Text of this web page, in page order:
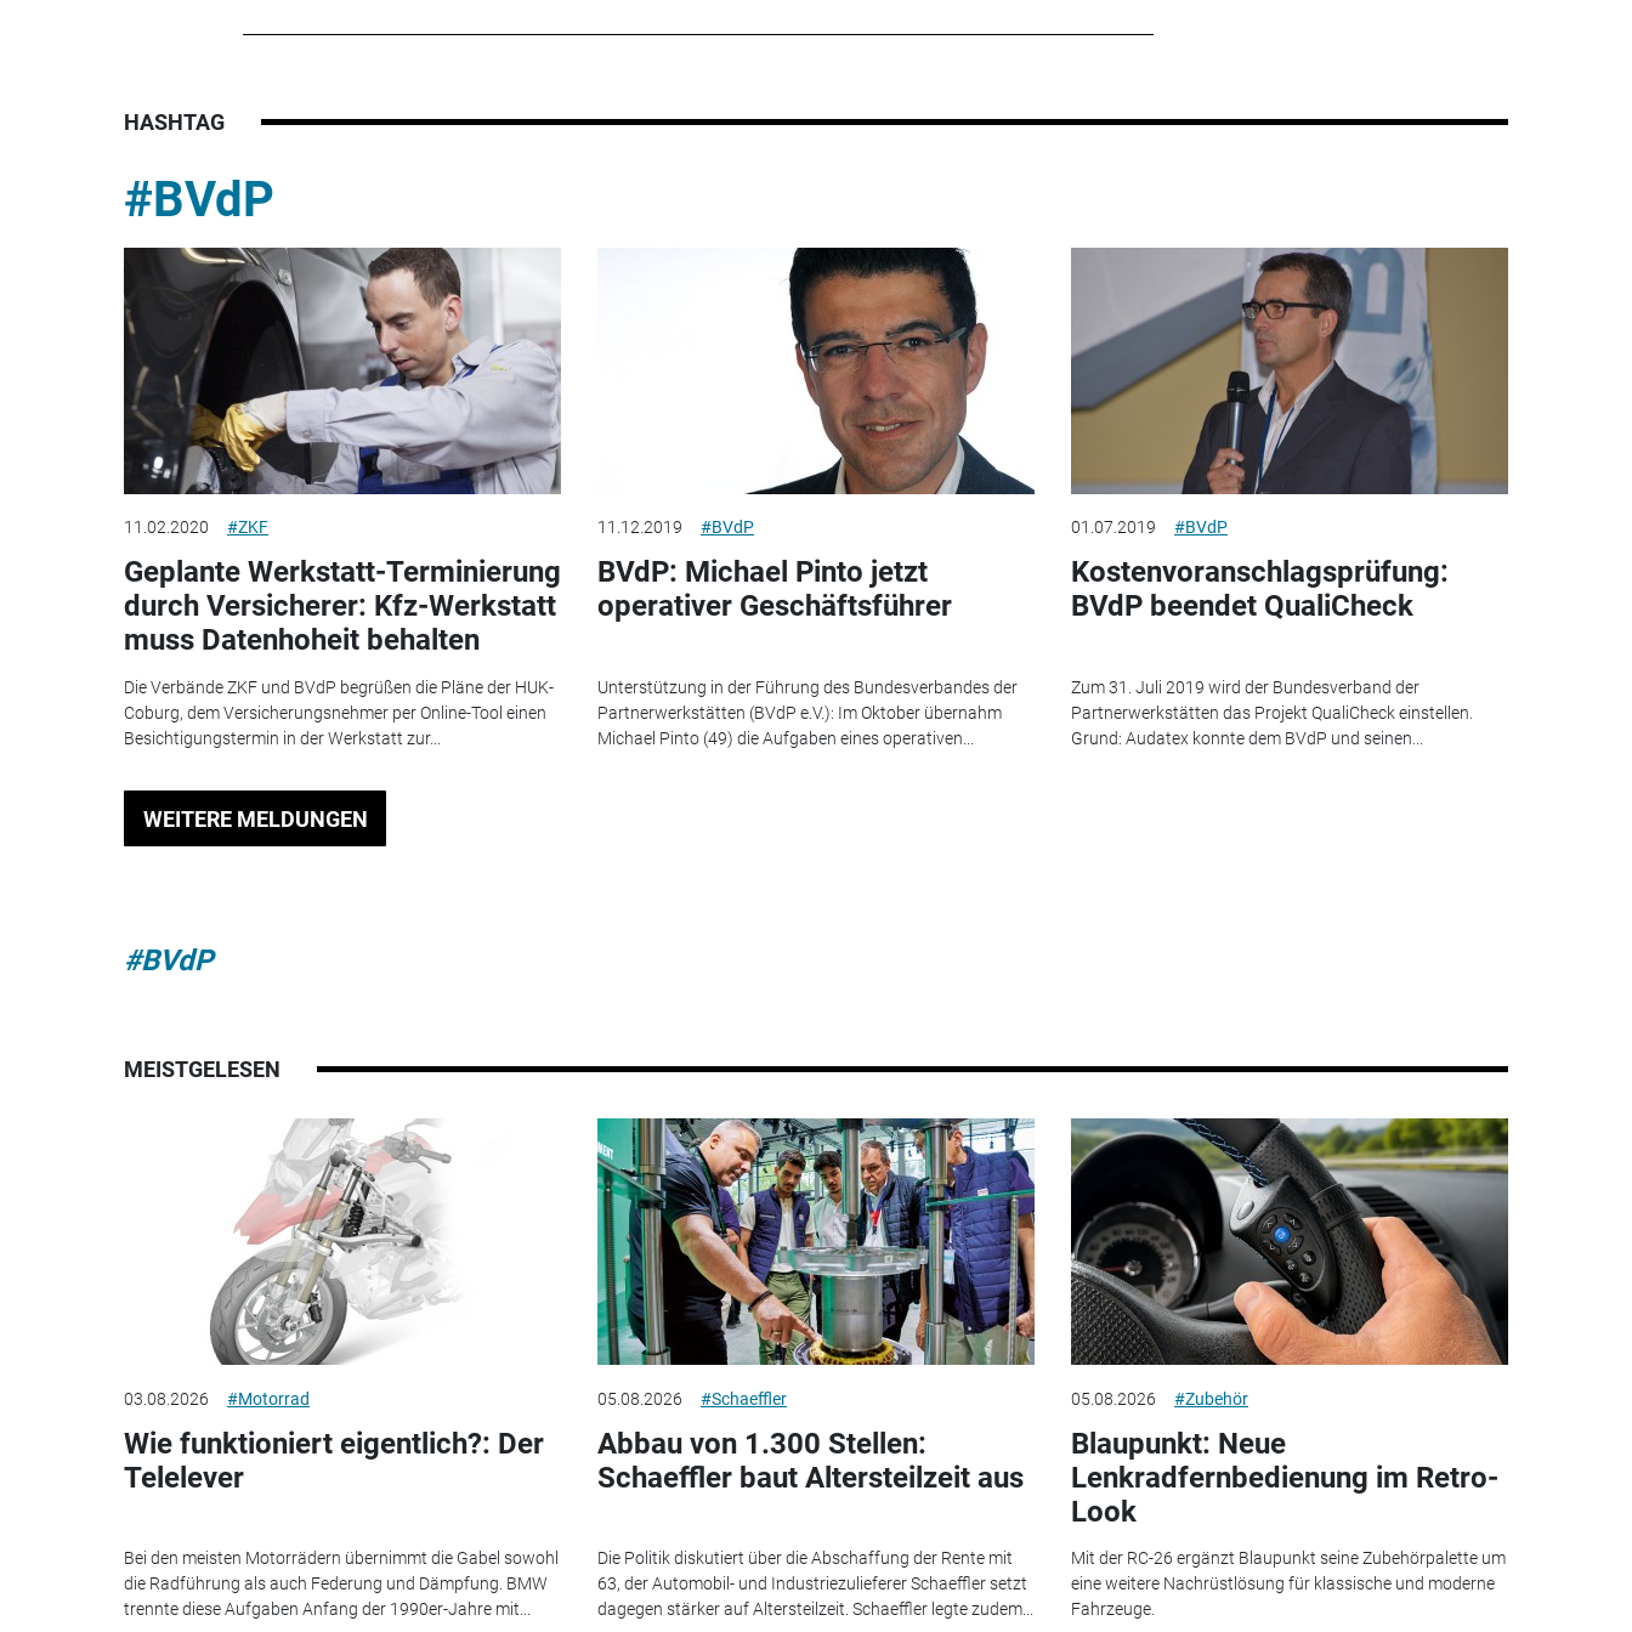
HASHTAG
#BVdP
11.02.2020 #ZKF
Geplante Werkstatt-Terminierung
durch Versicherer: Kfz-Werkstatt
muss Datenhoheit behalten
Die Verbände ZKF und BVdP begrüßen die Pläne der HUK-
Coburg, dem Versicherungsnehmer per Online-Tool einen
Besichtigungstermin in der Werkstatt zur...
11.12.2019 #BVdP
BVdP: Michael Pinto jetzt
operativer Geschäftsführer
Unterstützung in der Führung des Bundesverbandes der
Partnerwerkstätten (BVdP e.V.): Im Oktober übernahm
Michael Pinto (49) die Aufgaben eines operativen...
01.07.2019 #BVdP
Kostenvoranschlagsprüfung:
BVdP beendet QualiCheck
Zum 31. Juli 2019 wird der Bundesverband der
Partnerwerkstätten das Projekt QualiCheck einstellen.
Grund: Audatex konnte dem BVdP und seinen...
WEITERE MELDUNGEN
#BVdP
MEISTGELESEN
03.08.2026 #Motorrad
Wie funktioniert eigentlich?: Der
Telelever
Bei den meisten Motorrädern übernimmt die Gabel sowohl
die Radführung als auch Federung und Dämpfung. BMW
trennte diese Aufgaben Anfang der 1990er-Jahre mit...
05.08.2026 #Schaeffler
Abbau von 1.300 Stellen:
Schaeffler baut Altersteilzeit aus
Die Politik diskutiert über die Abschaffung der Rente mit
63, der Automobil- und Industriezulieferer Schaeffler setzt
dagegen stärker auf Altersteilzeit. Schaeffler legte zudem...
05.08.2026 #Zubehör
Blaupunkt: Neue
Lenkradfernbedienung im Retro-
Look
Mit der RC-26 ergänzt Blaupunkt seine Zubehörpalette um
eine weitere Nachrüstlösung für klassische und moderne
Fahrzeuge.